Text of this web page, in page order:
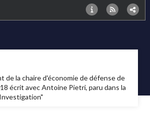
de la chaire d'économie de défense de
écrit avec Antoine Pietri, paru dans la